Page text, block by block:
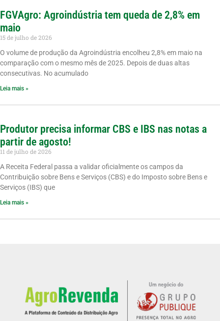
FGVAgro: Agroindústria tem queda de 2,8% em
maio
15 de julho de 2026
O volume de produção da Agroindústria encolheu 2,8% em maio na
comparação com o mesmo mês de 2025. Depois de duas altas
consecutivas. No acumulado
Leia mais »
Produtor precisa informar CBS e IBS nas notas a
partir de agosto!
11 de julho de 2026
A Receita Federal passa a validar oficialmente os campos da
Contribuição sobre Bens e Serviços (CBS) e do Imposto sobre Bens e
Serviços (IBS) que
Leia mais »